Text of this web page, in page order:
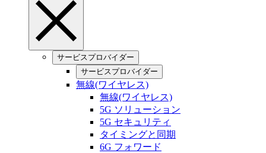
サービスプロバイダー
サービスプロバイダー
無線(ワイヤレス)
無線(ワイヤレス)
5G ソリューション
5G セキュリティ
タイミングと同期
6G フォワード